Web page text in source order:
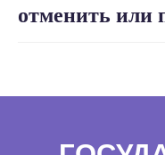
отменить или
Главная
О школе
Материнский капитал
Документы